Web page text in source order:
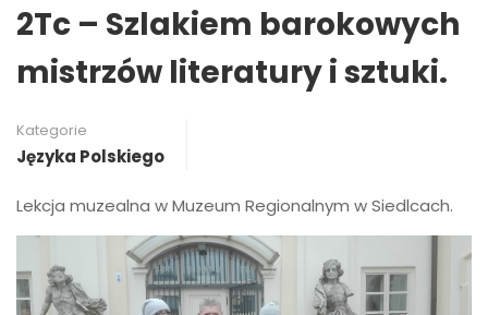
2Tc – Szlakiem barokowych
mistrzów literatury i sztuki.
Kategorie
Języka Polskiego
Lekcja muzealna w Muzeum Regionalnym w Siedlcach.